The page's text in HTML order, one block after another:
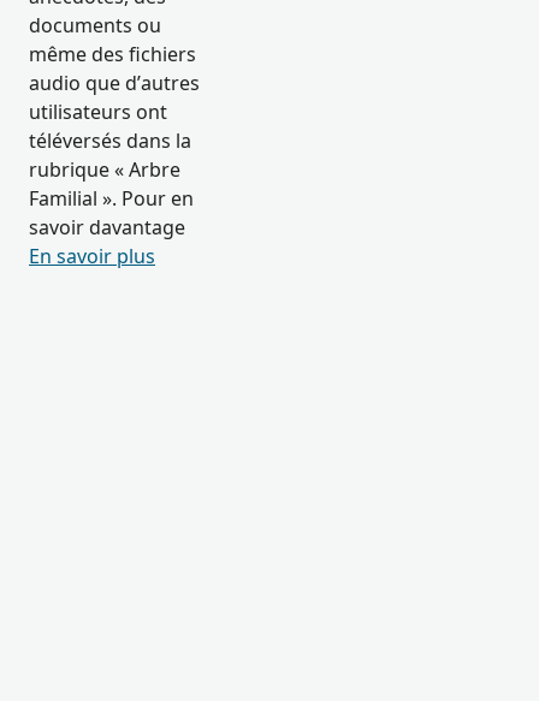
documents ou
même des fichiers
audio que d’autres
utilisateurs ont
téléversés dans la
rubrique « Arbre
Familial ». Pour en
savoir davantage
En savoir plus